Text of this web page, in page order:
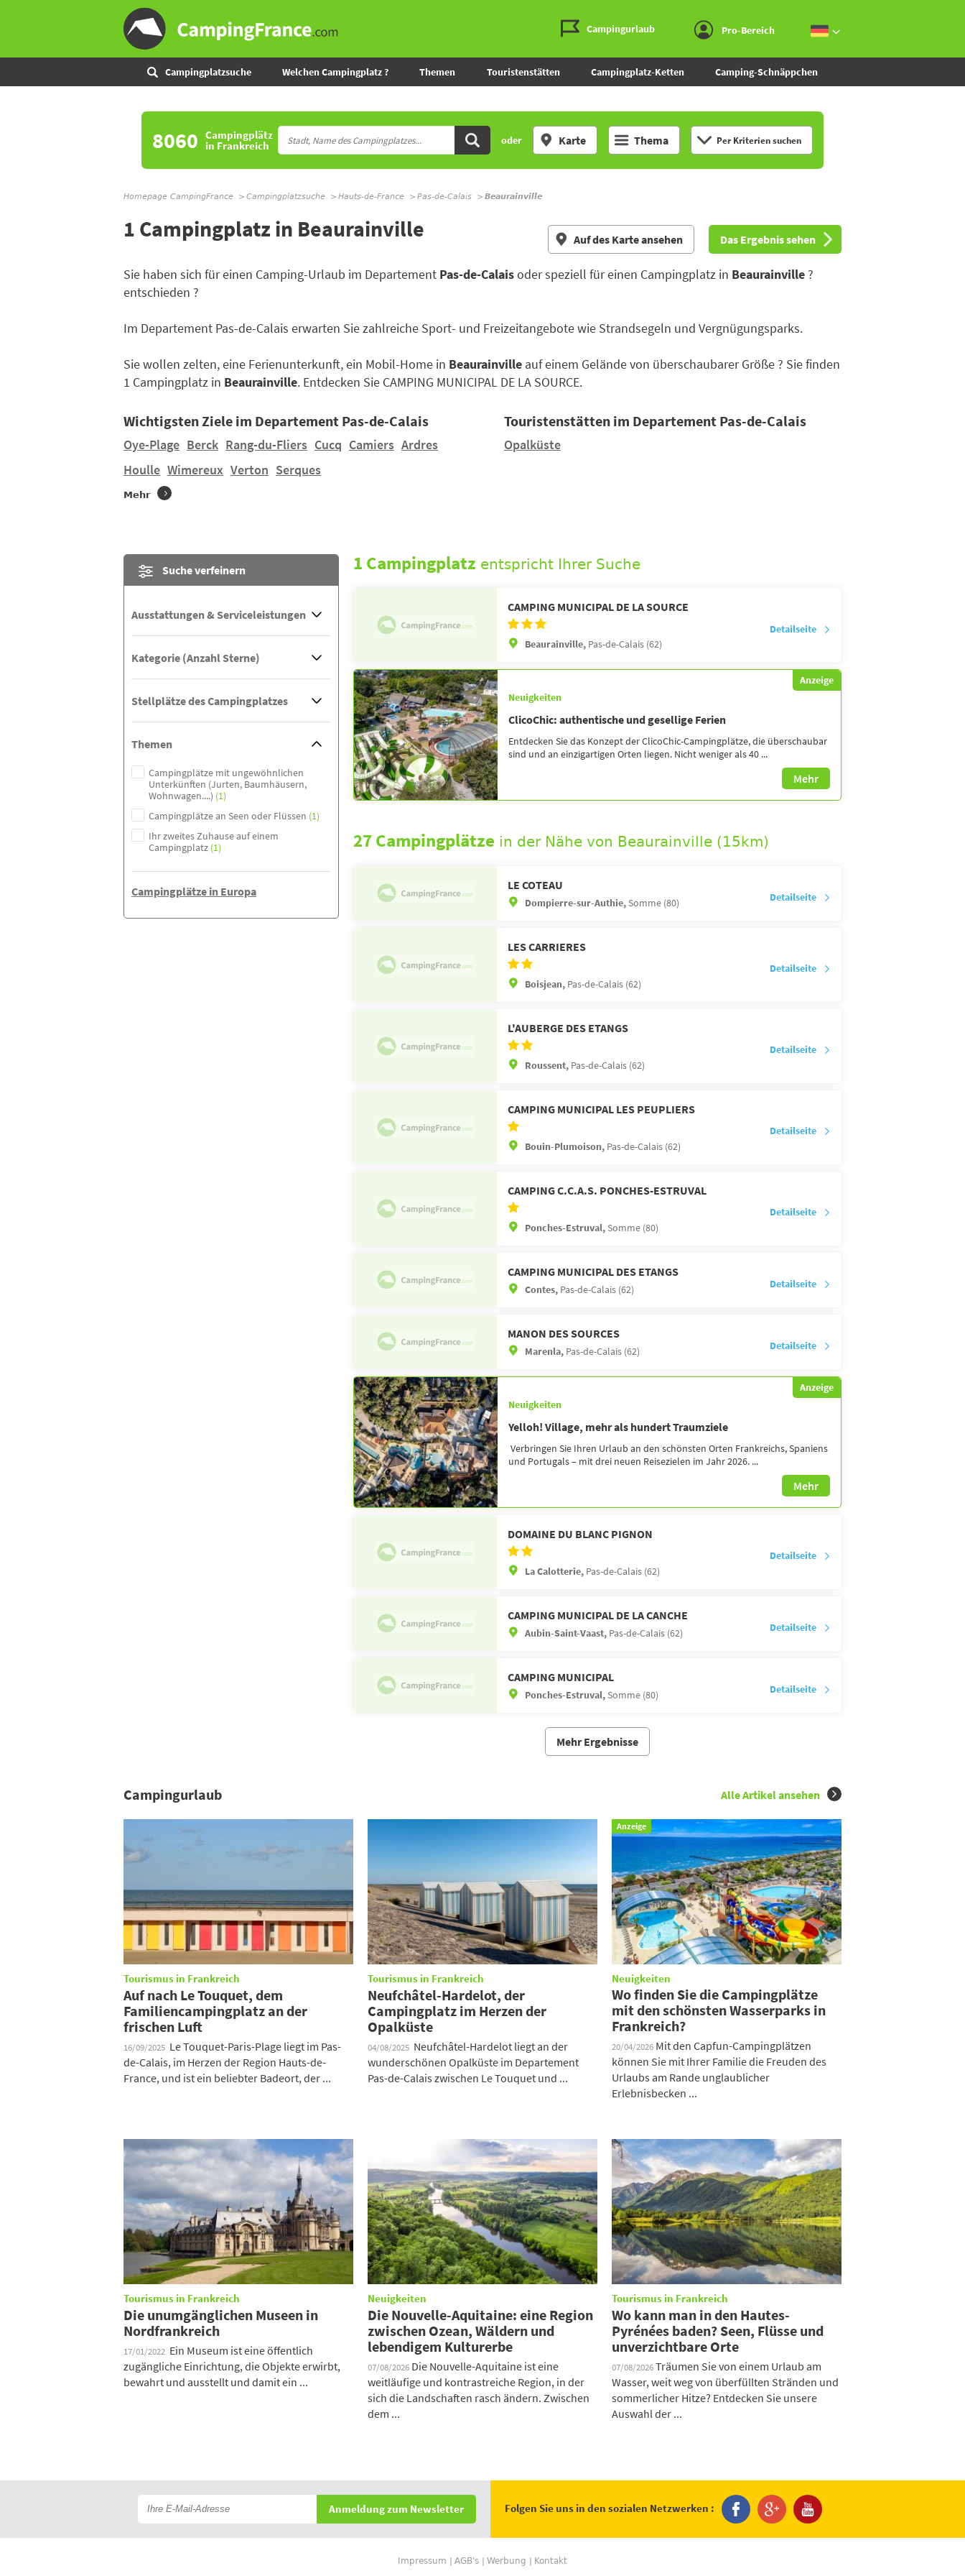
Campingurlaub Pro-Bereich
Campingplatzsuche Welchen Campingplatz ? Themen Touristenstätten Campingplatz-Ketten Camping-Schnäppchen
8060 Campingplätz
in Frankreich oder Karte Thema Per Kriterien suchen
Homepage CampingFrance Campingplatzsuche Hauts-de-France Pas-de-Calais Beaurainville
1 Campingplatz in Beaurainville Auf des Karte ansehen Das Ergebnis sehen
Sie haben sich für einen Camping-Urlaub im Departement Pas-de-Calaisoder speziell für einen Campingplatz in Beaurainville ?
entschieden ?
Im Departement Pas-de-Calais erwarten Sie zahlreiche Sport- und Freizeitangebote wie Strandsegeln und Vergnügungsparks.
Sie wollen zelten, eine Ferienunterkunft, ein Mobil-Home in Beaurainville auf einem Gelände von überschaubarer Größe ? Sie finden
1 Campingplatz in Beaurainville. Entdecken Sie CAMPING MUNICIPAL DE LA SOURCE.
Wichtigsten Ziele im Departement Pas-de-Calais
Oye-Plage Berck Rang-du-Fliers Cucq Camiers Ardres
Houlle Wimereux Verton Serques
Mehr
Touristenstätten im Departement Pas-de-Calais
Opalküste
Suche verfeinern
Ausstattungen & Serviceleistungen
Kategorie (Anzahl Sterne)
Stellplätze des Campingplatzes
Themen
Campingplätze mit ungewöhnlichen
Unterkünften (Jurten, Baumhäusern,
Wohnwagen....) (1)
Campingplätze an Seen oder Flüssen (1)
Ihr zweites Zuhause auf einem
Campingplatz (1)
Campingplätze in Europa
1 Campingplatz entspricht Ihrer Suche
CAMPING MUNICIPAL DE LA SOURCE
Beaurainville, Pas-de-Calais (62)
Detailseite
Anzeige
Neuigkeiten
ClicoChic: authentische und gesellige Ferien
Entdecken Sie das Konzept der ClicoChic-Campingplätze, die überschaubar
sind und an einzigartigen Orten liegen. Nicht weniger als 40 ...
Mehr
27 Campingplätze in der Nähe von Beaurainville (15km)
LE COTEAU
Dompierre-sur-Authie, Somme (80) Detailseite
LES CARRIERES
Boisjean, Pas-de-Calais (62)
Detailseite
L'AUBERGE DES ETANGS
Roussent, Pas-de-Calais (62)
Detailseite
CAMPING MUNICIPAL LES PEUPLIERS
Bouin-Plumoison, Pas-de-Calais (62)
Detailseite
CAMPING C.C.A.S. PONCHES-ESTRUVAL
Ponches-Estruval, Somme (80)
Detailseite
CAMPING MUNICIPAL DES ETANGS
Contes, Pas-de-Calais (62) Detailseite
MANON DES SOURCES
Marenla, Pas-de-Calais (62) Detailseite
Anzeige
Neuigkeiten
Yelloh! Village, mehr als hundert Traumziele
Verbringen Sie Ihren Urlaub an den schönsten Orten Frankreichs, Spaniens
und Portugals – mit drei neuen Reisezielen im Jahr 2026. ...
Mehr
DOMAINE DU BLANC PIGNON
La Calotterie, Pas-de-Calais (62)
Detailseite
CAMPING MUNICIPAL DE LA CANCHE
Aubin-Saint-Vaast, Pas-de-Calais (62) Detailseite
CAMPING MUNICIPAL
Ponches-Estruval, Somme (80) Detailseite
Mehr Ergebnisse
Campingurlaub Alle Artikel ansehen
Tourismus in Frankreich
Auf nach Le Touquet, dem
Familiencampingplatz an der
frischen Luft
16/09/2025 Le Touquet-Paris-Plage liegt im Pas-
de-Calais, im Herzen der Region Hauts-de-
France, und ist ein beliebter Badeort, der ...
Tourismus in Frankreich
Neufchâtel-Hardelot, der
Campingplatz im Herzen der
Opalküste
04/08/2025 Neufchâtel-Hardelot liegt an der
wunderschönen Opalküste im Departement
Pas-de-Calais zwischen Le Touquet und ...
Anzeige
Neuigkeiten
Wo finden Sie die Campingplätze
mit den schönsten Wasserparks in
Frankreich?
20/04/2026 Mit den Capfun-Campingplätzen
können Sie mit Ihrer Familie die Freuden des
Urlaubs am Rande unglaublicher
Erlebnisbecken ...
Tourismus in Frankreich
Die unumgänglichen Museen in
Nordfrankreich
17/01/2022 Ein Museum ist eine öffentlich
zugängliche Einrichtung, die Objekte erwirbt,
bewahrt und ausstellt und damit ein ...
Neuigkeiten
Die Nouvelle-Aquitaine: eine Region
zwischen Ozean, Wäldern und
lebendigem Kulturerbe
07/08/2026 Die Nouvelle-Aquitaine ist eine
weitläufige und kontrastreiche Region, in der
sich die Landschaften rasch ändern. Zwischen
dem ...
Tourismus in Frankreich
Wo kann man in den Hautes-
Pyrénées baden? Seen, Flüsse und
unverzichtbare Orte
07/08/2026Träumen Sie von einem Urlaub am
Wasser, weit weg von überfüllten Stränden und
sommerlicher Hitze? Entdecken Sie unsere
Auswahl der ...
Anmeldung zum Newsletter Folgen Sie uns in den sozialen Netzwerken :
Impressum AGB's Werbung Kontakt